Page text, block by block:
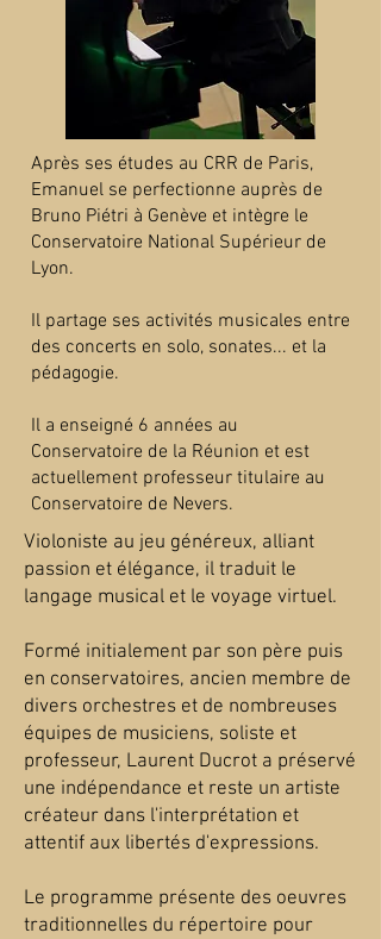
Après ses études au CRR de Paris,
Emanuel se perfectionne auprès de
Bruno Piétri à Genève et intègre le
Conservatoire National Supérieur de
Lyon.
Il partage ses activités musicales entre
des concerts en solo, sonates... et la
pédagogie.
Il a enseigné 6 années au
Conservatoire de la Réunion et est
actuellement professeur titulaire au
Conservatoire de Nevers.
Violoniste au jeu généreux, alliant
passion et élégance, il traduit le
langage musical et le voyage virtuel.
Formé initialement par son père puis
en conservatoires, ancien membre de
divers orchestres et de nombreuses
équipes de musiciens, soliste et
professeur, Laurent Ducrot a préservé
une indépendance et reste un artiste
créateur dans l'interprétation et
attentif aux libertés d'expressions.
Le programme présente des oeuvres
traditionnelles du répertoire pour